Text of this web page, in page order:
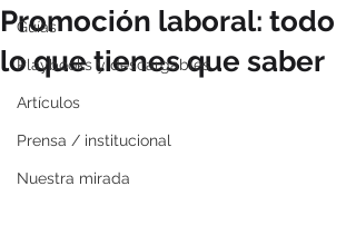
Guías
Playbooks y descargables
Artículos
Prensa / institucional
Nuestra mirada
Promoción laboral: todo
lo que tienes que saber